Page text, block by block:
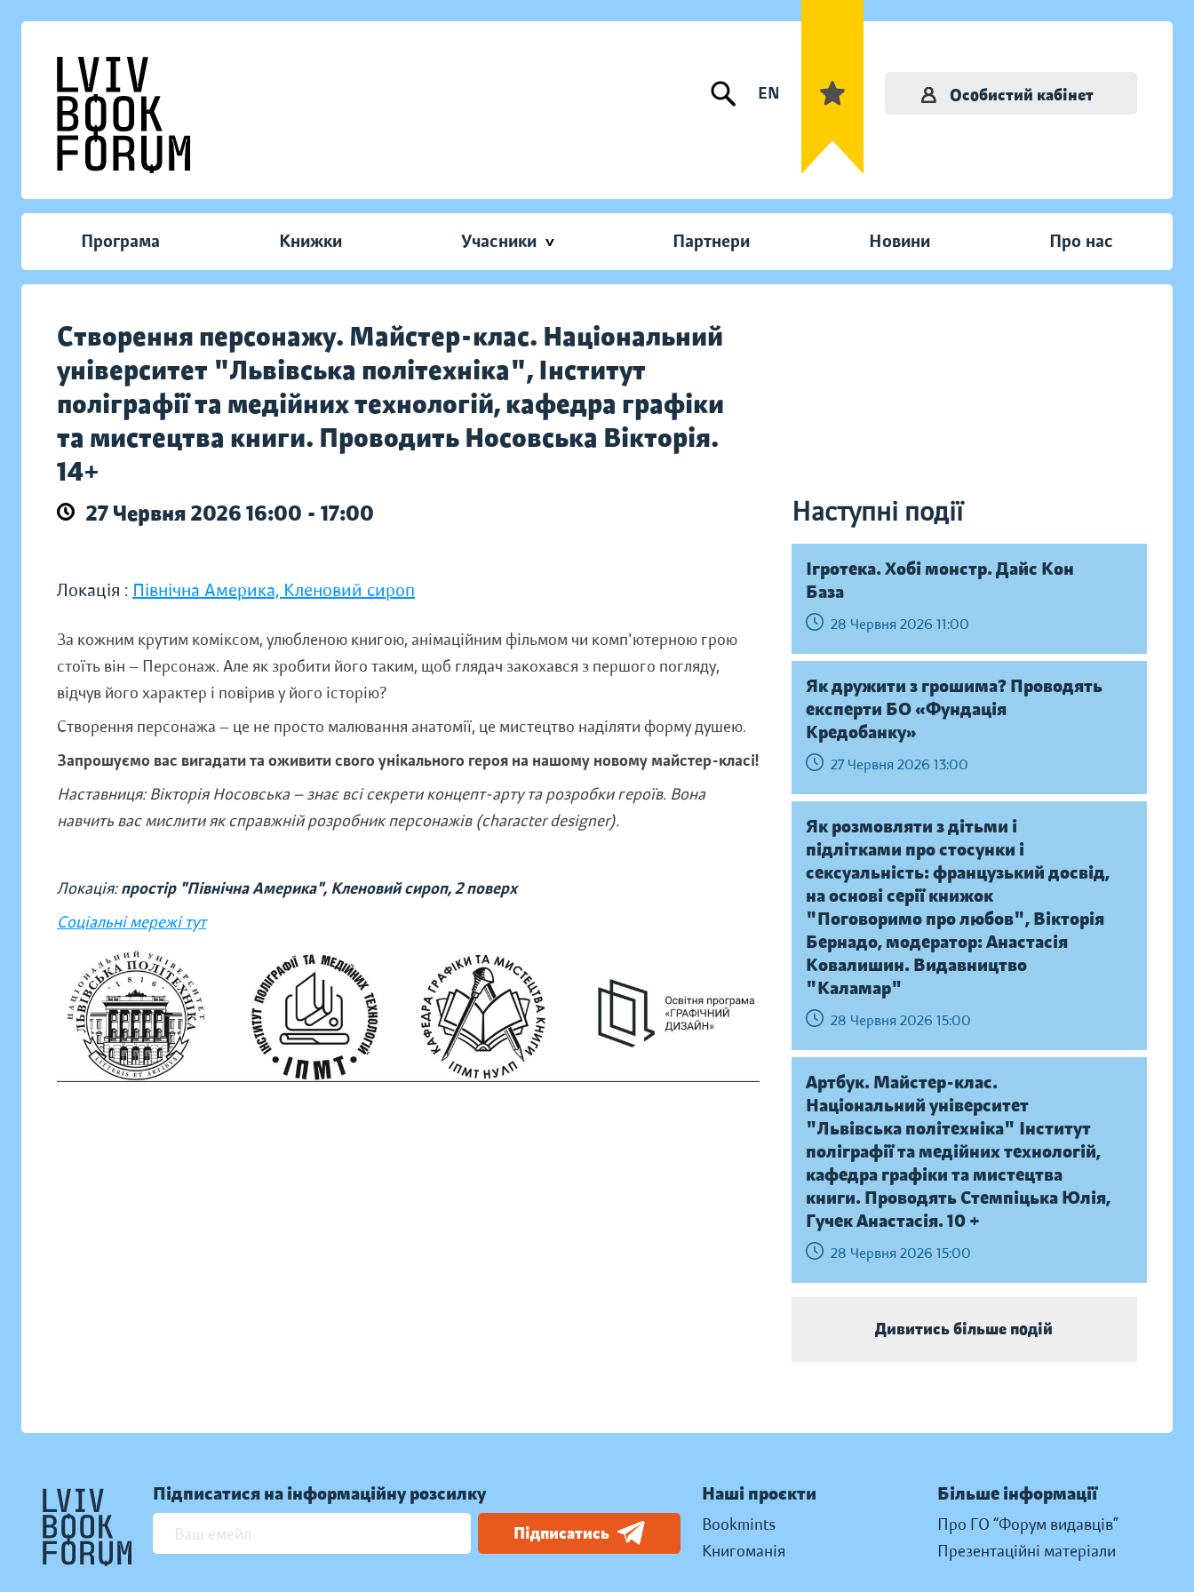
EN Особистий кабінет
Програма Книжки Учасники Партнери Новини Про нас
Створення персонажу. Майстер-клас. Національний
університет "Львівська політехніка", Інститут
поліграфії та медійних технологій, кафедра графіки
та мистецтва книги. Проводить Носовська Вікторія.
14+
27 Червня 2026 16:00 - 17:00 Наступні події
Локація : Північна Америка, Кленовий сироп
За кожним крутим коміксом, улюбленою книгою, анімаційним фільмом чи комп'ютерною грою
стоїть він — Персонаж. Але як зробити його таким, щоб глядач закохався з першого погляду,
відчув його характер і повірив у його історію?
Створення персонажа — це не просто малювання анатомії, це мистецтво наділяти форму душею.
Запрошуємо вас вигадати та оживити свого унікального героя на нашому новому майстер-класі!
Наставниця: Вікторія Носовська — знає всі секрети концепт-арту та розробки героїв. Вона
навчить вас мислити як справжній розробник персонажів (character designer).
Локація:простір "Північна Америка", Кленовий сироп, 2 поверх
Соціальні мережі тут
Ігротека. Хобі монстр. Дайс Кон
База
28 Червня 2026 11:00
Як дружити з грошима? Проводять
експерти БО «Фундація
Кредобанку»
27 Червня 2026 13:00
Як розмовляти з дітьми і
підлітками про стосунки і
сексуальність: французький досвід,
на основі серії книжок
"Поговоримо про любов", Вікторія
Бернадо, модератор: Анастасія
Ковалишин. Видавництво
"Каламар"
28 Червня 2026 15:00
Артбук. Майстер-клас.
Національний університет
"Львівська політехніка" Інститут
поліграфії та медійних технологій,
кафедра графіки та мистецтва
книги. Проводять Стемпіцька Юлія,
Гучек Анастасія. 10 +
28 Червня 2026 15:00
Дивитись більше подій
Підписатися на інформаційну розсилку
Підписатись
Наші проєкти
Bookmints
Книгоманія
Більше інформації
Про ГО “Форум видавців”
Презентаційні матеріали